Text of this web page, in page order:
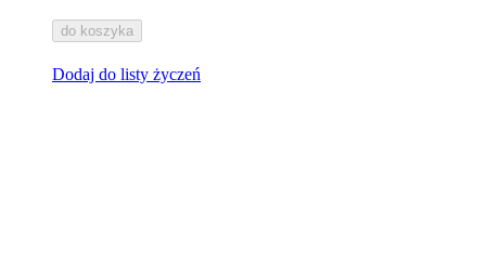
do koszyka
Dodaj do listy życzeń